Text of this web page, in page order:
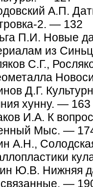
А.П.
2. — 132
П.И. Новые
из
С.Г.,
Д.Г.
хунну. — 163
И.А. К
Мыс. —
А.Н.,
Ю.В. Нижняя
—